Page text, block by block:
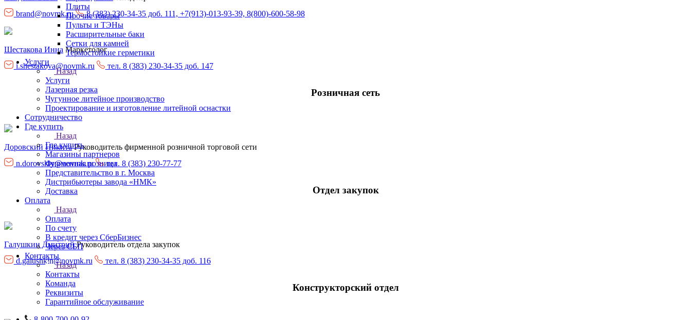
Плиты
Прочие товары
Пульты и ТЭНы
Расширительные баки
Сетки для камней
Термостойкие герметики
Услуги
Назад
Услуги
Лазерная резка
Чугунное литейное производство
Проектирование и изготовление литейной оснастки
Сотрудничество
Где купить
Назад
Где купить
Магазины партнеров
Фирменная розница
Представительство в г. Москва
Дистрибьютеры завода «НМК»
Доставка
Оплата
Назад
Оплата
По счету
В кредит через СберБизнес
Через СБП
Контакты
Назад
Контакты
Команда
Реквизиты
Гарантийное обслуживание
brand@novmk.ru
8 (383) 230-34-35 доб. 111, +7(913)-013-93-39, 8(800)-600-58-98
Шестакова Инна Маркетолог
i.shestakova@novmk.ru
тел. 8 (383) 230-34-35 доб. 147
Розничная сеть
Доровский Никита Руководитель фирменной розничной торговой сети
n.dorovskiy@novmk.ru
тел. 8 (383) 230-77-77
Отдел закупок
Галушкин Дмитрий Руководитель отдела закупок
d.galushkin@novmk.ru
тел. 8 (383) 230-34-35 доб. 116
Конструкторский отдел